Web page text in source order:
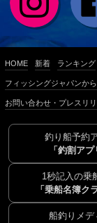
HOME 新着 ランキング
フィッシングジャパンか
お問い合わせ・プレスリ
釣り船予約
「釣割アプ
1秒記入の乗
「乗船名簿ク
船釣りメデ